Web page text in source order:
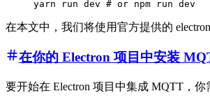
在本文中，我们将使用官方提供的
在你的 Electron 项目中安装
要开始在 Electron 项目中集成 MQTT，你